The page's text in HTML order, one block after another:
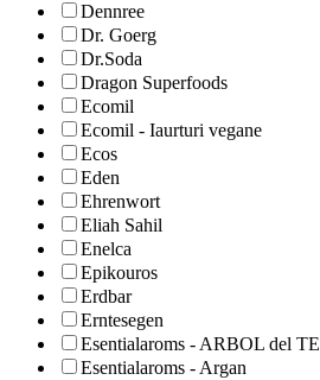
Dennree
Dr. Goerg
Dr.Soda
Dragon Superfoods
Ecomil
Ecomil - Iaurturi vegane
Ecos
Eden
Ehrenwort
Eliah Sahil
Enelca
Epikouros
Erdbar
Erntesegen
Esentialaroms - ARBOL del TE
Esentialaroms - Argan